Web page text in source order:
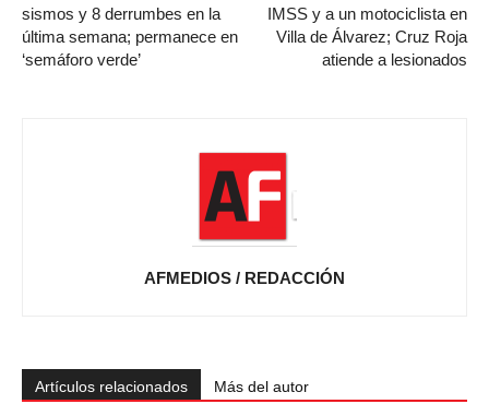
sismos y 8 derrumbes en la
última semana; permanece en
‘semáforo verde’
IMSS y a un motociclista en
Villa de Álvarez; Cruz Roja
atiende a lesionados
AFMEDIOS / REDACCIÓN
Artículos relacionados Más del autor